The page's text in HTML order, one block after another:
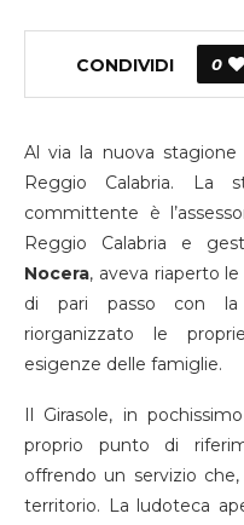
CONDIVIDI 0
Al via la nuova stagione
Reggio Calabria. La
committente è
Reggio Calabria e
Nocera, aveva riaperto
di pari passo con la
riorganizzato le
esigenze delle famiglie.
Il Girasole, in
proprio punto di
offrendo un servizio
territorio. La ludoteca